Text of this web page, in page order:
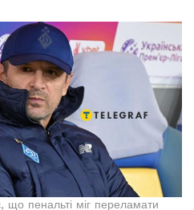
що пенальті міг переламати